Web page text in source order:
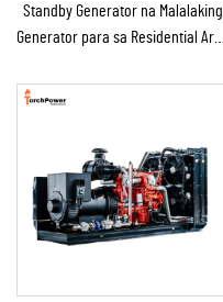
Standby Generator na Malalaking
Generator para sa Residential Area